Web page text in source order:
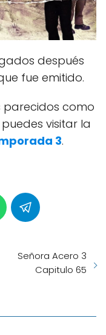
después
fue emitido.
parecidos como
puedes visitar la
3.
Señora Acero 3
Capitulo 65